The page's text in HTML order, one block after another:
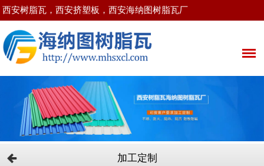
西安树脂瓦，西安挤塑板，西安海纳图树脂瓦厂
加工定制